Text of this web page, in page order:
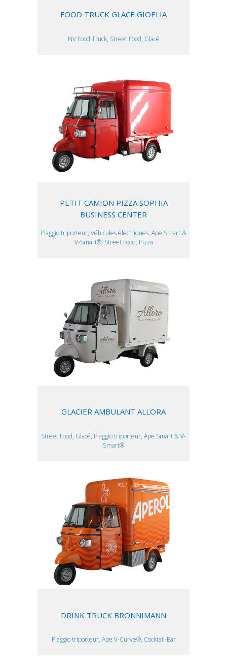
FOOD TRUCK GLACE GIOELIA
NV Food Truck, Street Food, Glacé
PETIT CAMION PIZZA SOPHIA
BUSINESS CENTER
Piaggio triporteur, Véhicules électriques, Ape Smart &
V-Smart®, Street Food, Pizza
GLACIER AMBULANT ALLORA
Street Food, Glacé, Piaggio triporteur, Ape Smart & V-
Smart®
DRINK TRUCK BRONNIMANN
Piaggio triporteur, Ape V-Curve®, Cocktail-Bar